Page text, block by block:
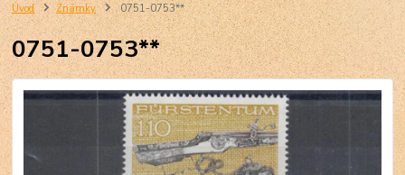
Úvod Známky 0751-0753**
0751-0753**